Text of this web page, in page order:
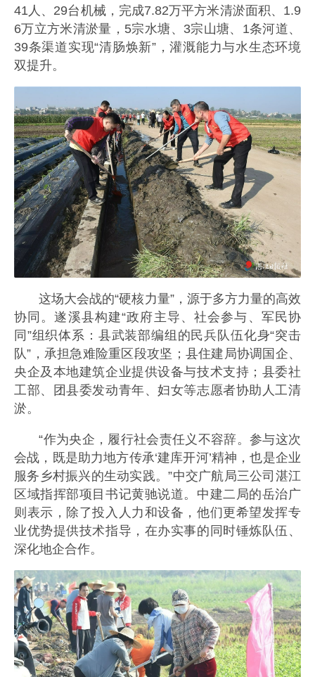
41人、29台机械，完成7.82万平方米清淤面积、1.9
6万立方米清淤量，5宗水塘、3宗山塘、1条河道、
39条渠道实现“清肠焕新”，灌溉能力与水生态环境
双提升。
这场大会战的“硬核力量”，源于多方力量的高效
协同。遂溪县构建“政府主导、社会参与、军民协
同”组织体系：县武装部编组的民兵队伍化身“突击
队”，承担急难险重区段攻坚；县住建局协调国企、
央企及本地建筑企业提供设备与技术支持；县委社
工部、团县委发动青年、妇女等志愿者协助人工清
淤。
“作为央企，履行社会责任义不容辞。参与这次
会战，既是助力地方传承‘建库开河’精神，也是企业
服务乡村振兴的生动实践。”中交广航局三公司湛江
区域指挥部项目书记黄驰说道。中建二局的岳治广
则表示，除了投入人力和设备，他们更希望发挥专
业优势提供技术指导，在办实事的同时锤炼队伍、
深化地企合作。